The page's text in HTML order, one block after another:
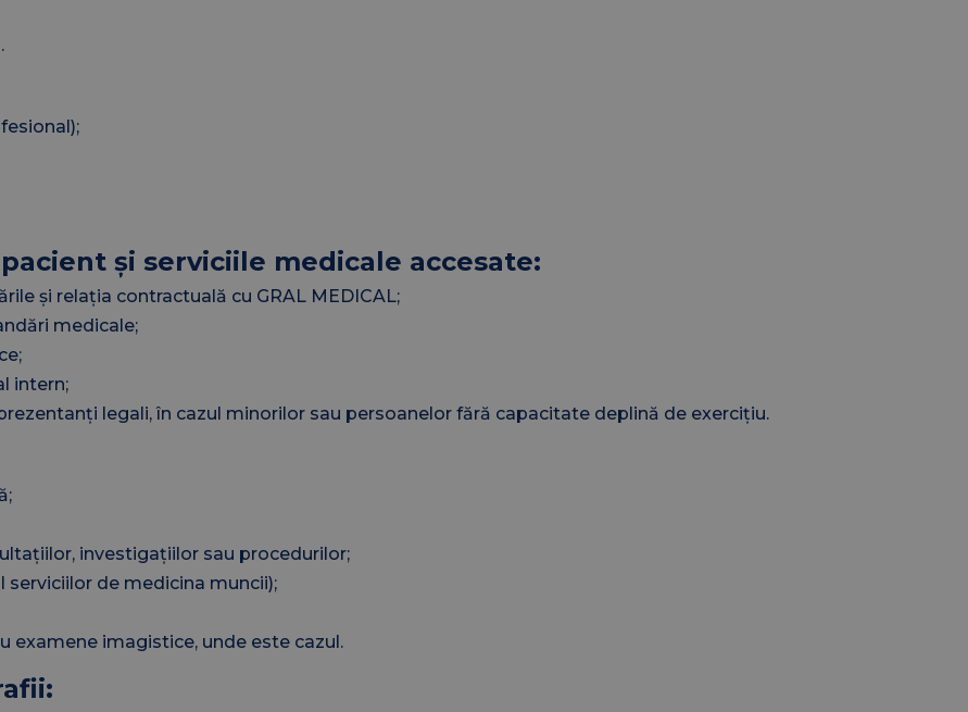
și serviciile medicale accesate:
și relația contractuală cu GRAL MEDICAL;
medicale;
intern;
legali, în cazul minorilor sau persoanelor fără capacitate deplină de exercițiu.
investigațiilor sau procedurilor;
de medicina muncii);
examene imagistice, unde este cazul.